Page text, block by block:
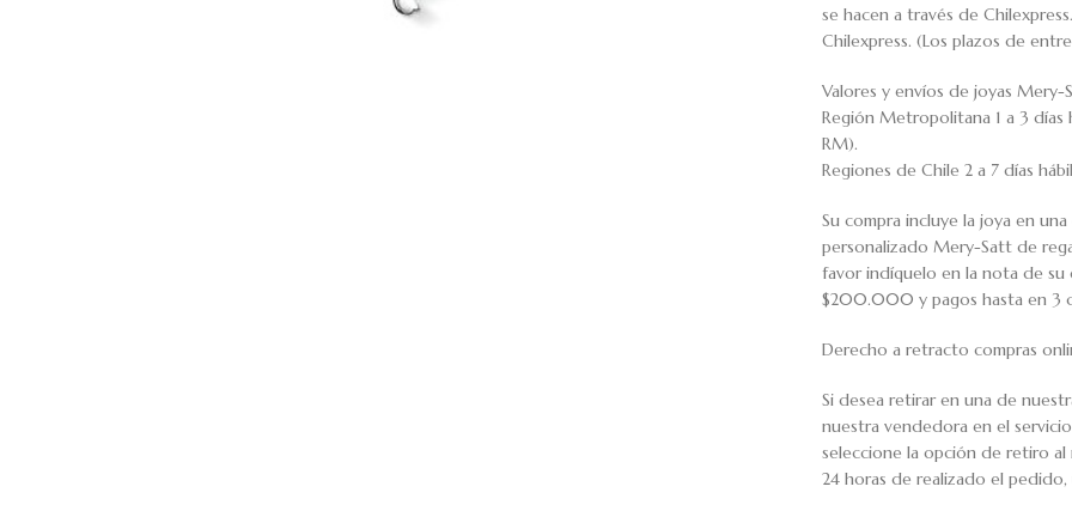
se hacen a través de
Chilexpress. (Los plazos de
Valores y envíos de joyas Mery-
Región Metropolitana 1 a 3
RM).
Regiones de Chile 2 a 7 días
Su compra incluye la joya en
personalizado Mery-Satt de
favor indíquelo en la nota de
$200.000 y pagos hasta en 3
Derecho a retracto compras
Si desea retirar en una de
nuestra vendedora en el
seleccione la opción de retiro
24 horas de realizado el